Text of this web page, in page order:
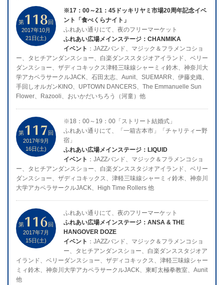
第118回
2017年10月
21日(土)
※17：00～21：45ドッキリヤミ市場20周年記念イベ
ント「食べくらナイト」
ふれあい通りにて、夜のフリーマーケット
ふれあい広場メインステージ：CHANMIKA
イベント ：JAZZバンド、マジック＆フラメンコショ
ー、タヒチアンダンスショー、白楽ダンススタジオアイランド、ベリー
ダンスショー、ザディコキックス津軽三味線シャーミィ鈴木、神奈川大
学アカペラサークルJACK、石田太志、Aunit、SUEMARR、伊藤史織、
手回しオルガンKINO、UPTOWN DANCERS、The Emmanuelle Sun
Flower、Razooli、おいかだいちろう（河童）他
第117回
2017年9月
16日(土)
※18：00～19：00「ストリート結婚式」
ふれあい通りにて、「一箱古本市」「チャリティー野
宿」
ふれあい広場メインステージ：LIQUID
イベント ：JAZZバンド、マジック＆フラメンコショ
ー、タヒチアンダンスショー、白楽ダンススタジオアイランド、ベリー
ダンスショー、ザディコキックス、津軽三味線シャーミィ鈴木、神奈川
大学アカペラサークルJACK、High Time Rollers 他
第116回
2017年7月
15日(土)
ふれあい通りにて、夜のフリーマーケット
ふれあい広場メインステージ：ANSA & THE
HANGOVER DOZE
イベント ：JAZZバンド、マジック＆フラメンコショ
ー、タヒチアンダンスショー、白楽ダンススタジオア
イランド、ベリーダンスショー、ザディコキックス、津軽三味線シャー
ミィ鈴木、神奈川大学アカペラサークルJACK、東町太極拳教室、Aunit
他